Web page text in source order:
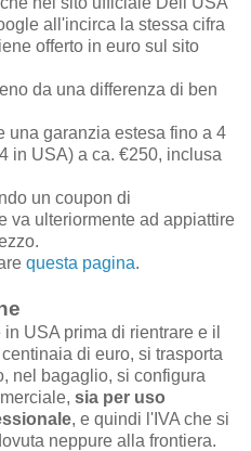
all'incirca la stessa cifra
offerto in euro sul sito
da una differenza di ben
una garanzia estesa fino a 4
in USA) a ca. €250, inclusa
un coupon di
va ulteriormente ad appiattire
questa pagina.
USA prima di rientrare e il
di euro, si trasporta
nel bagaglio, si configura
sia per uso
, e quindi l'IVA che si
neppure alla frontiera.